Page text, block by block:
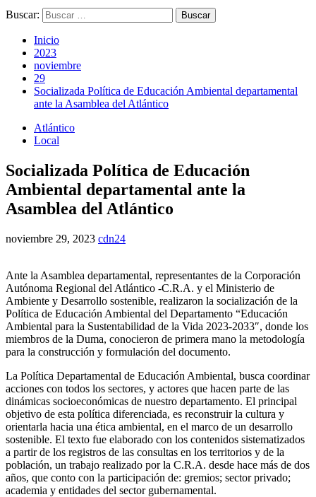
Buscar:
Inicio
2023
noviembre
29
Socializada Política de Educación Ambiental departamental
ante la Asamblea del Atlántico
Atlántico
Local
Socializada Política de Educación
Ambiental departamental ante la
Asamblea del Atlántico
noviembre 29, 2023 cdn24
Ante la Asamblea departamental, representantes de la Corporación
Autónoma Regional del Atlántico -C.R.A. y el Ministerio de
Ambiente y Desarrollo sostenible, realizaron la socialización de la
Política de Educación Ambiental del Departamento “Educación
Ambiental para la Sustentabilidad de la Vida 2023-2033″, donde los
miembros de la Duma, conocieron de primera mano la metodología
para la construcción y formulación del documento.
La Política Departamental de Educación Ambiental, busca coordinar
acciones con todos los sectores, y actores que hacen parte de las
dinámicas socioeconómicas de nuestro departamento. El principal
objetivo de esta política diferenciada, es reconstruir la cultura y
orientarla hacia una ética ambiental, en el marco de un desarrollo
sostenible. El texto fue elaborado con los contenidos sistematizados
a partir de los registros de las consultas en los territorios y de la
población, un trabajo realizado por la C.R.A. desde hace más de dos
años, que conto con la participación de: gremios; sector privado;
academia y entidades del sector gubernamental.